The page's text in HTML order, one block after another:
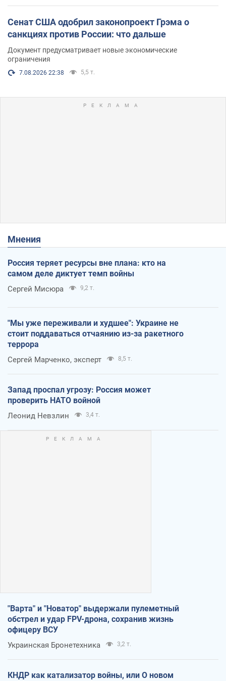
Сенат США одобрил законопроект Грэма о
санкциях против России: что дальше
Документ предусматривает новые экономические
ограничения
7.08.2026 22:38 5,5 т.
Мнения
Россия теряет ресурсы вне плана: кто на
самом деле диктует темп войны
Сергей Мисюра 9,2 т.
"Мы уже переживали и худшее": Украине не
стоит поддаваться отчаянию из-за ракетного
террора
Сергей Марченко, эксперт 8,5 т.
Запад проспал угрозу: Россия может
проверить НАТО войной
Леонид Невзлин 3,4 т.
"Варта" и "Новатор" выдержали пулеметный
обстрел и удар FPV-дрона, сохранив жизнь
офицеру ВСУ
Украинская Бронетехника 3,2 т.
КНДР как катализатор войны, или О новом